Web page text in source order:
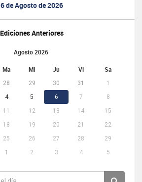
6 de Agosto de 2026
Ediciones Anteriores
Agosto 2026
Ma Mi Ju Vi Sa
28 29 30 31
1
4 5 6 7
8
11 12 13 14
15
18 19 20 21
22
25 26 27 28
29
1 2 3 4 5